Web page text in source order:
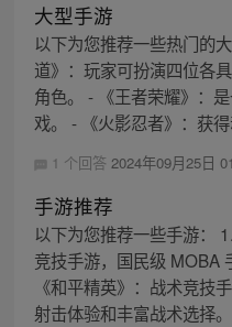
大型手游
以下为您推荐一些热门的
道》：玩家可扮演四位各
角色。 - 《王者荣耀》：
戏。 - 《火影忍者》：获
1 个回答 2024年09月25日
手游推荐
以下为您推荐一些手游：
竞技手游，国民级 MOBA
《和平精英》：战术竞技
射击体验和丰富战术选择